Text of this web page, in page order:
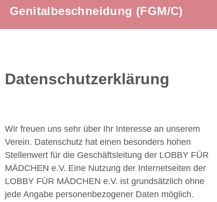
Genitalbeschneidung (FGM/C)
Datenschutzerklärung
Wir freuen uns sehr über Ihr Interesse an unserem
Verein. Datenschutz hat einen besonders hohen
Stellenwert für die Geschäftsleitung der LOBBY FÜR
MÄDCHEN e.V. Eine Nutzung der Internetseiten der
LOBBY FÜR MÄDCHEN e.V. ist grundsätzlich ohne
jede Angabe personenbezogener Daten möglich.